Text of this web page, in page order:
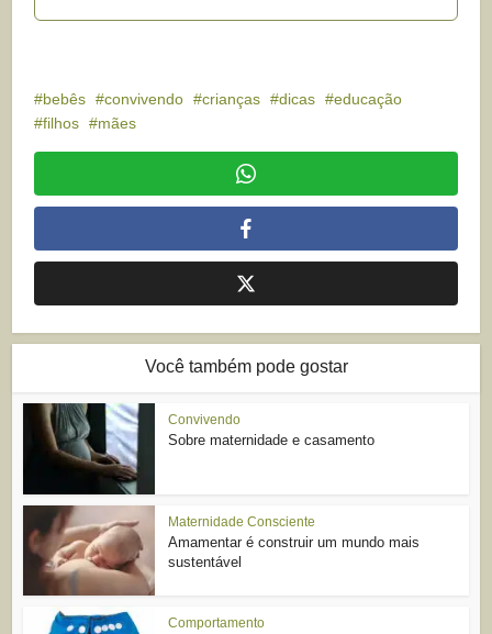
bebês convivendo crianças dicas
educação
filhos
mães
Você também pode gostar
Convivendo
Sobre maternidade e casamento
Maternidade Consciente
Amamentar é construir um mundo mais
sustentável
Comportamento